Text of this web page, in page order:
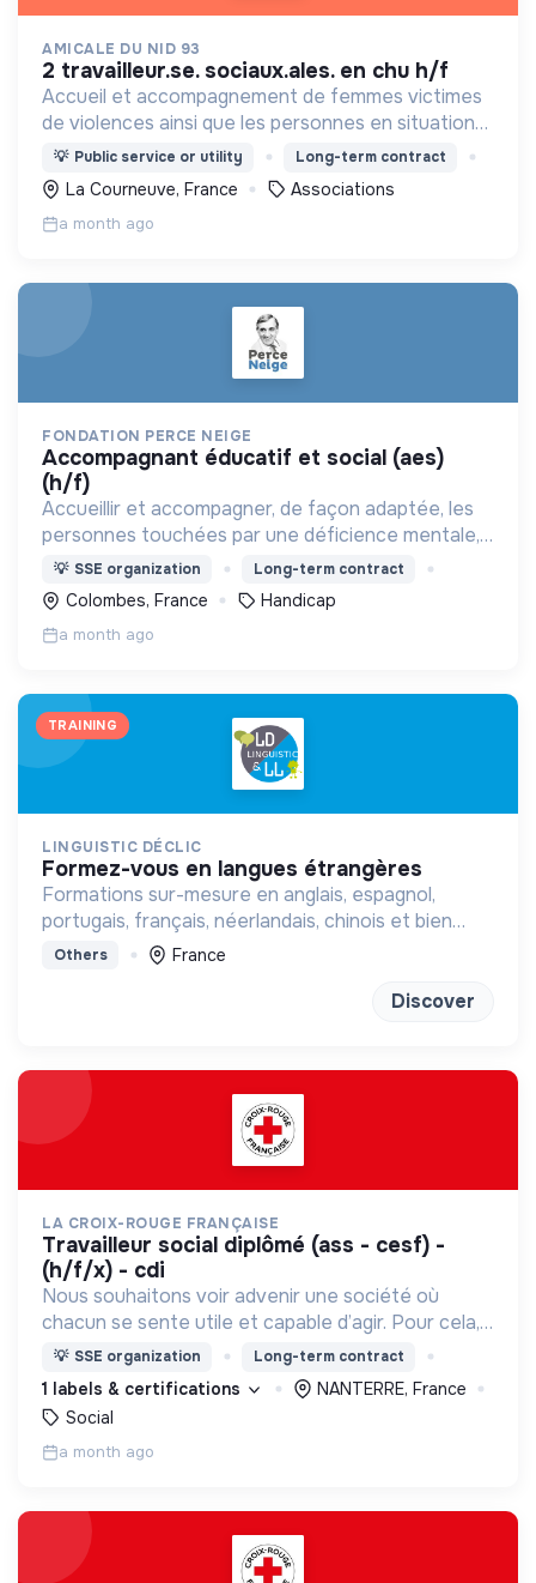
AMICALE DU NID 93
2 travailleur.se. sociaux.ales. en chu h/f
Accueil et accompagnement de femmes victimes
de violences ainsi que les personnes en situation
de grande précarité, dans une démarche fondée
sur le respect, la solidarité et l’inclusion.
💡 Public service or utility Long-term contract
La Courneuve, France Associations
a month ago
FONDATION PERCE NEIGE
accompagnant éducatif et social (aes)
(h/f)
Accueillir et accompagner, de façon adaptée, les
personnes touchées par une déficience mentale,
un handicap physique ou psychique
💡 SSE organization Long-term contract
Colombes, France Handicap
a month ago
TRAINING
LINGUISTIC DÉCLIC
formez-vous en langues étrangères
Formations sur-mesure en anglais, espagnol,
portugais, français, néerlandais, chinois et bien
d'autres à distance ou en présentiel
Others France
Discover
LA CROIX-ROUGE FRANÇAISE
travailleur social diplômé (ass - cesf) -
(h/f/x) - cdi
Nous souhaitons voir advenir une société où
chacun se sente utile et capable d’agir. Pour cela,
nous proposons des moyens et des lieux
d’engagement innovants et adaptés à tous.
💡 SSE organization Long-term contract
1 labels & certifications
NANTERRE, France
Social
a month ago